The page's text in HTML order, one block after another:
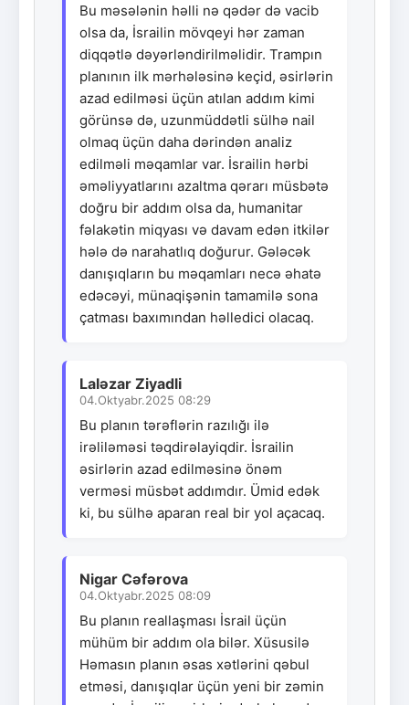
Bu məsələnin həlli nə qədər də vacib
olsa da, İsrailin mövqeyi hər zaman
diqqətlə dəyərləndirilməlidir. Trampın
planının ilk mərhələsinə keçid, əsirlərin
azad edilməsi üçün atılan addım kimi
görünsə də, uzunmüddətli sülhə nail
olmaq üçün daha dərindən analiz
edilməli məqamlar var. İsrailin hərbi
əməliyyatlarını azaltma qərarı müsbətə
doğru bir addım olsa da, humanitar
fəlakətin miqyası və davam edən itkilər
hələ də narahatlıq doğurur. Gələcək
danışıqların bu məqamları necə əhatə
edəcəyi, münaqişənin tamamilə sona
çatması baxımından həlledici olacaq.
Laləzar Ziyadli
04.Oktyabr.2025 08:29
Bu planın tərəflərin razılığı ilə
irəliləməsi təqdirəlayiqdir. İsrailin
əsirlərin azad edilməsinə önəm
verməsi müsbət addımdır. Ümid edək
ki, bu sülhə aparan real bir yol açacaq.
Nigar Cəfərova
04.Oktyabr.2025 08:09
Bu planın reallaşması İsrail üçün
mühüm bir addım ola bilər. Xüsusilə
Həmasın planın əsas xətlərini qəbul
etməsi, danışıqlar üçün yeni bir zəmin